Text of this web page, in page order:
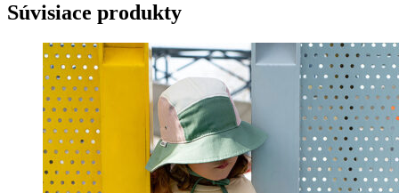
Súvisiace produkty